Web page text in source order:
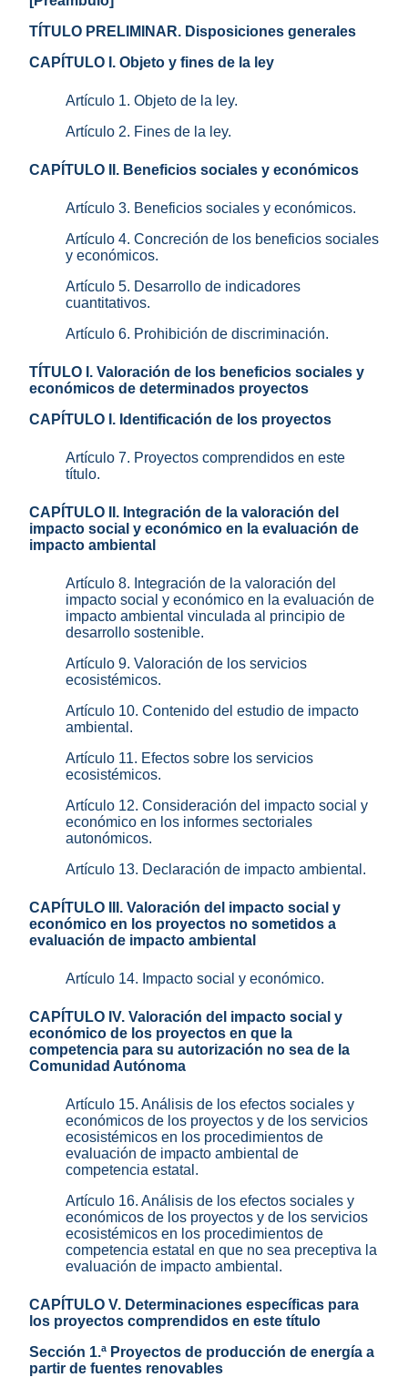
TÍTULO PRELIMINAR. Disposiciones generales
CAPÍTULO I. Objeto y fines de la ley
Artículo 1. Objeto de la ley.
Artículo 2. Fines de la ley.
CAPÍTULO II. Beneficios sociales y económicos
Artículo 3. Beneficios sociales y económicos.
Artículo 4. Concreción de los beneficios sociales
y económicos.
Artículo 5. Desarrollo de indicadores
cuantitativos.
Artículo 6. Prohibición de discriminación.
TÍTULO I. Valoración de los beneficios sociales y
económicos de determinados proyectos
CAPÍTULO I. Identificación de los proyectos
Artículo 7. Proyectos comprendidos en este
título.
CAPÍTULO II. Integración de la valoración del
impacto social y económico en la evaluación de
impacto ambiental
Artículo 8. Integración de la valoración del
impacto social y económico en la evaluación de
impacto ambiental vinculada al principio de
desarrollo sostenible.
Artículo 9. Valoración de los servicios
ecosistémicos.
Artículo 10. Contenido del estudio de impacto
ambiental.
Artículo 11. Efectos sobre los servicios
ecosistémicos.
Artículo 12. Consideración del impacto social y
económico en los informes sectoriales
autonómicos.
Artículo 13. Declaración de impacto ambiental.
CAPÍTULO III. Valoración del impacto social y
económico en los proyectos no sometidos a
evaluación de impacto ambiental
Artículo 14. Impacto social y económico.
CAPÍTULO IV. Valoración del impacto social y
económico de los proyectos en que la
competencia para su autorización no sea de la
Comunidad Autónoma
Artículo 15. Análisis de los efectos sociales y
económicos de los proyectos y de los servicios
ecosistémicos en los procedimientos de
evaluación de impacto ambiental de
competencia estatal.
Artículo 16. Análisis de los efectos sociales y
económicos de los proyectos y de los servicios
ecosistémicos en los procedimientos de
competencia estatal en que no sea preceptiva la
evaluación de impacto ambiental.
CAPÍTULO V. Determinaciones específicas para
los proyectos comprendidos en este título
Sección 1.ª Proyectos de producción de energía a
partir de fuentes renovables